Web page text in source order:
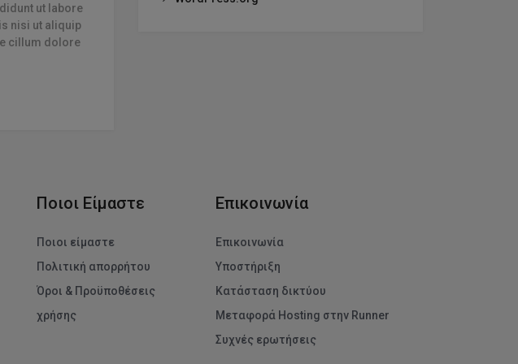
ut labore
nisi ut aliquip
cillum dolore
Ποιοι Είμαστε
Ποιοι είμαστε
Πολιτική απορρήτου
Όροι & Προϋποθέσεις
χρήσης
Επικοινωνία
Επικοινωνία
Υποστήριξη
Κατάσταση δικτύου
Μεταφορά Hosting στην Runner
Συχνές ερωτήσεις